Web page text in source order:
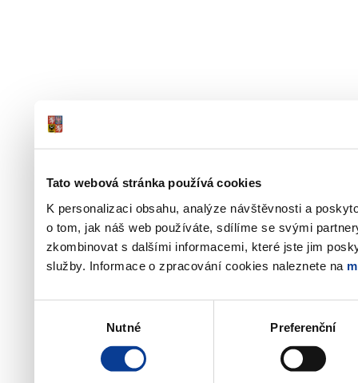
Tato webová stránka používá cookies
K personalizaci obsahu, analýze návštěvnosti a
o tom, jak náš web používáte, sdílíme se svými
zkombinovat s dalšími informacemi, které jste jim
služby. Informace o zpracování cookies naleznete na
Nutné Preferenční